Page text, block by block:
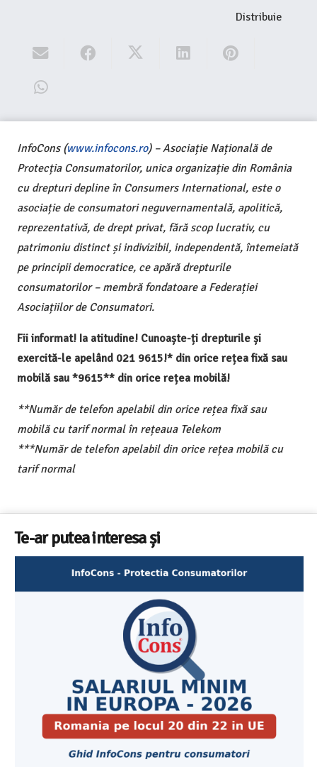
Distribuie
InfoCons (www.infocons.ro) – Asociație Națională de
Protecția Consumatorilor, unica organizație din România
cu drepturi depline în Consumers International, este o
asociație de consumatori neguvernamentală, apolitică,
reprezentativă, de drept privat, fără scop lucrativ, cu
patrimoniu distinct și indivizibil, independentă, întemeiată
pe principii democratice, ce apără drepturile
consumatorilor – membră fondatoare a Federației
Asociațiilor de Consumatori.
Fii informat! Ia atitudine! Cunoaște-ți drepturile și
exercită-le apelând 021 9615!* din orice rețea fixă sau
mobilă sau *9615** din orice rețea mobilă!
**Număr de telefon apelabil din orice rețea fixă sau
mobilă cu tarif normal în rețeaua Telekom
***Număr de telefon apelabil din orice rețea mobilă cu
tarif normal
Te-ar putea interesa și
Cele mai bune masini de spalat vase independente cu
Aplicatia InfoCons